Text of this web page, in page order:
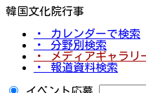
韓国文化院行事
・ カレンダーで検索
・ 分野別検索
・ メディアギャラリ
・ 報道資料検索